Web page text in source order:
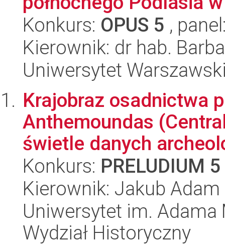
Konkurs: OPUS 5 ,
Kierownik: dr hab.
Uniwersytet
Krajobraz osadnictwa
Anthemoundas
świetle danych
Konkurs: PRELUDIUM 5
Kierownik: Jakub
Uniwersytet im.
Wydział Historyczny